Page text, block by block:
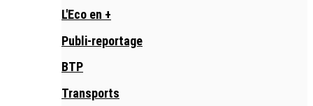
L'Eco en +
Publi-reportage
BTP
Transports